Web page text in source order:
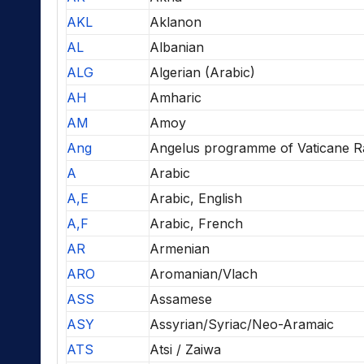
AKL
Aklanon
AL
Albanian
ALG
Algerian (Arabic)
AH
Amharic
AM
Amoy
Ang
Angelus programme of Vaticane
A
Arabic
A,E
Arabic, English
A,F
Arabic, French
AR
Armenian
ARO
Aromanian/Vlach
ASS
Assamese
ASY
Assyrian/Syriac/Neo-Aramaic
ATS
Atsi / Zaiwa